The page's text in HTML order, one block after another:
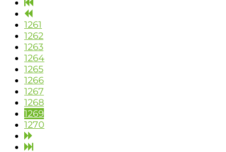
1261
1262
1263
1264
1265
1266
1267
1268
1269
1270